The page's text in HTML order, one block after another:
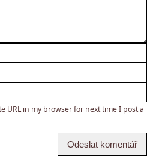
URL in my browser for next time I post a